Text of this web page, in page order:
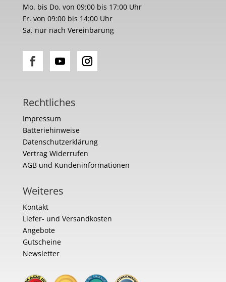
Mo. bis Do. von 09:00 bis 17:00 Uhr
Fr. von 09:00 bis 14:00 Uhr
Sa. nur nach Vereinbarung
Rechtliches
Impressum
Batteriehinweise
Datenschutzerklärung
Vertrag Widerrufen
AGB und Kundeninformationen
Weiteres
Kontakt
Liefer- und Versandkosten
Angebote
Gutscheine
Newsletter